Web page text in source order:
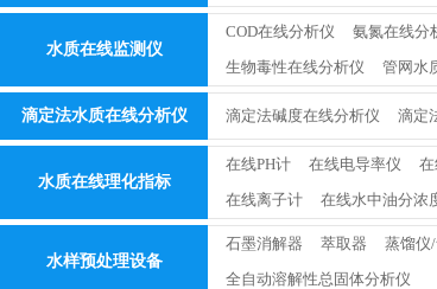
水质在线监测仪
COD在线分析仪 氨氮在线分
生物毒性在线分析仪
管网水
滴定法水质在线分析仪 滴定法碱度在线分析仪 滴定
水质在线理化指标
在线PH计 在线电导率仪
在线离子计
在线水中油分浓
水样预处理设备
石墨消解器 萃取器 蒸馏仪
全自动溶解性总固体分析仪